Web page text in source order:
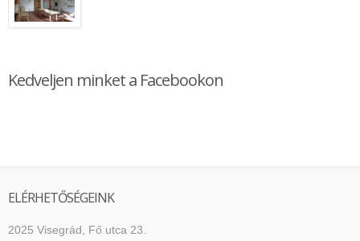
Kedveljen minket a Facebookon
ELÉRHETŐSÉGEINK
2025 Visegrád, Fő utca 23.